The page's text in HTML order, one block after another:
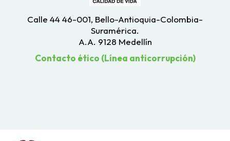
Calle 44 46-001, Bello-Antioquia-Colombia-
Suramérica.
A.A. 9128 Medellín
Contacto ético (Línea anticorrupción)